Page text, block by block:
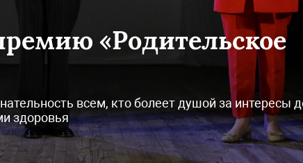
«Родительское
всем, кто болеет душой за интересы
здоровья